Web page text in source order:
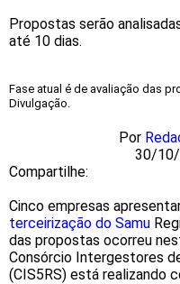
Propostas serão
até 10 dias.
Fase atual é de avaliação das
Divulgação.
Por
30/10/
Compartilhe:
Cinco empresas
terceirização do Samu
das propostas ocorreu
Consórcio Intergestores
(CIS5RS) está realizando